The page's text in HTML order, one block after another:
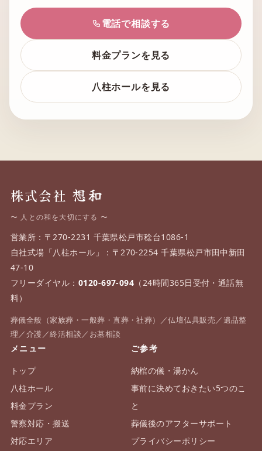
電話で相談する
料金プランを見る
八柱ホールを見る
株式会社 想和
〜 人との和を大切にする 〜
営業所：〒270-2231 千葉県松戸市稔台1086-1
自社式場「八柱ホール」：〒270-2254 千葉県松戸市田中新田
47-10
フリーダイヤル： 0120-697-094 （24時間365日受付・通話無
料）
葬儀全般（家族葬・一般葬・直葬・社葬）／仏壇仏具販売／遺品整
理／介護／終活相談／お墓相談
メニュー
トップ
八柱ホール
料金プラン
警察対応・搬送
対応エリア
ご参考
納棺の儀・湯かん
事前に決めておきたい5つのこ
と
葬儀後のアフターサポート
プライバシーポリシー